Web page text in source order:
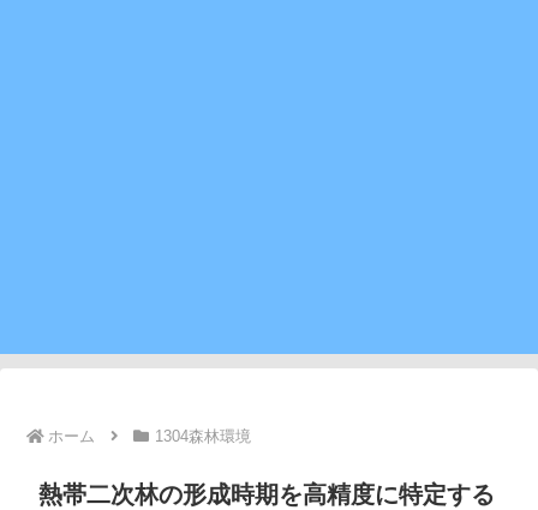
ホーム 1304森林環境
熱帯二次林の形成時期を高精度に特定する